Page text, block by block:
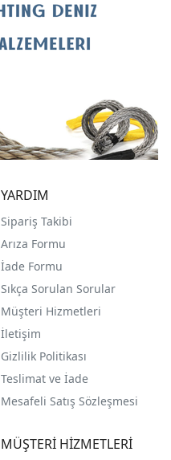
YARDIM
Sipariş Takibi
Arıza Formu
İade Formu
Sıkça Sorulan Sorular
Müşteri Hizmetleri
İletişim
Gizlilik Politikası
Teslimat ve İade
Mesafeli Satış Sözleşmesi
MÜŞTERİ HİZMETLERİ